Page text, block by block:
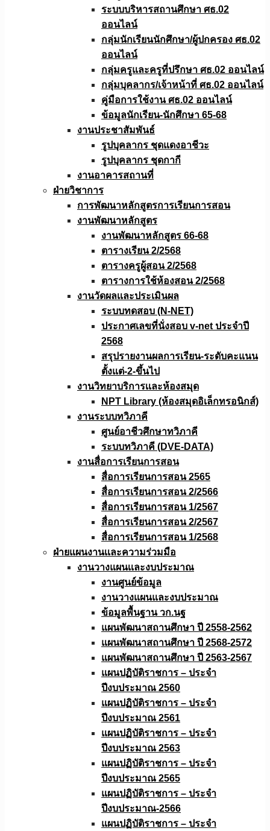
ระบบบริหารสถานศึกษา ศธ.02
ออนไลน์
กลุ่มนักเรียนนักศึกษา/ผู้ปกครอง ศธ.02
ออนไลน์
กลุ่มครูและครูที่ปรึกษา ศธ.02 ออนไลน์
กลุ่มบุคลากร/เจ้าหน้าที่ ศธ.02 ออนไลน์
คู่มือการใช้งาน ศธ.02 ออนไลน์
ข้อมูลนักเรียน-นักศึกษา 65-68
งานประชาสัมพันธ์
รูปบุคลากร ชุดแดงอาชีวะ
รูปบุคลากร ชุดกากี
งานอาคารสถานที่
ฝ่ายวิชาการ
การพัฒนาหลักสูตรการเรียนการสอน
งานพัฒนาหลักสูตร
งานพัฒนาหลักสูตร 66-68
ตารางเรียน 2/2568
ตารางครูผู้สอน 2/2568
ตารางการใช้ห้องสอน 2/2568
งานวัดผลเเละประเมินผล
ระบบทดสอบ (N-NET)
ประกาศเลขที่นั่งสอบ v-net ประจำปี
2568
สรุปรายงานผลการเรียน-ระดับคะแนน
ตั้งแต่-2-ขึ้นไป
งานวิทยาบริการเเละห้องสมุด
NPT Library (ห้องสมุดอิเล็กทรอนิกส์)
งานระบบทวิภาคี
ศูนย์อาชีวศึกษาทวิภาคี
ระบบทวิภาคี (DVE-DATA)
งานสื่อการเรียนการสอน
สื่อการเรียนการสอน 2565
สื่อการเรียนการสอน 2/2566
สื่อการเรียนการสอน 1/2567
สื่อการเรียนการสอน 2/2567
สื่อการเรียนการสอน 1/2568
ฝ่ายแผนงานเเละความร่วมมือ
งานวางแผนเเละงบประมาณ
งานศูนย์ข้อมูล
งานวางแผนและงบประมาณ
ข้อมูลพื้นฐาน วก.นฐ
แผนพัฒนาสถานศึกษา ปี 2558-2562
แผนพัฒนาสถานศึกษา ปี 2568-2572
แผนพัฒนาสถานศึกษา ปี 2563-2567
แผนปฏิบัติราชการ – ประจำ
ปีงบประมาณ 2560
แผนปฏิบัติราชการ – ประจำ
ปีงบประมาณ 2561
แผนปฏิบัติราชการ – ประจำ
ปีงบประมาณ 2563
แผนปฏิบัติราชการ – ประจำ
ปีงบประมาณ 2565
แผนปฏิบัติราชการ – ประจำ
ปีงบประมาณ-2566
แผนปฏิบัติราชการ – ประจำ